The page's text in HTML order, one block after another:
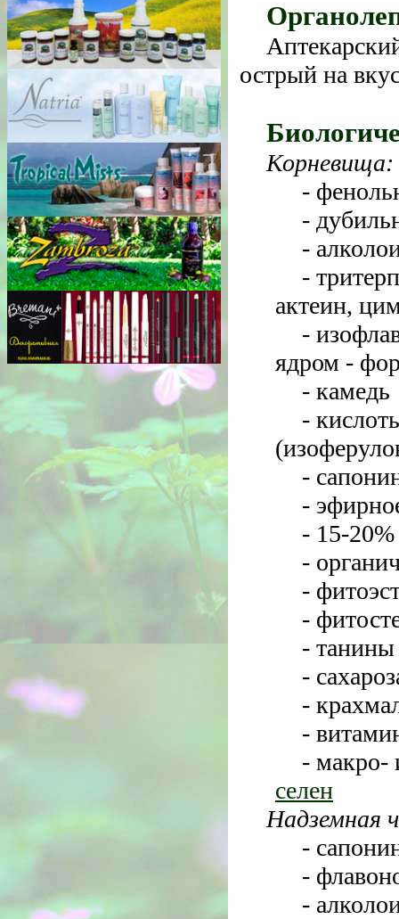
острый на
Корневища:
-
-
-
-
актеин,
-
ядром -
- камедь
-
-
-
- 15-
-
-
-
- танины
-
-
-
- макро-
селен
Надземная
-
-
-